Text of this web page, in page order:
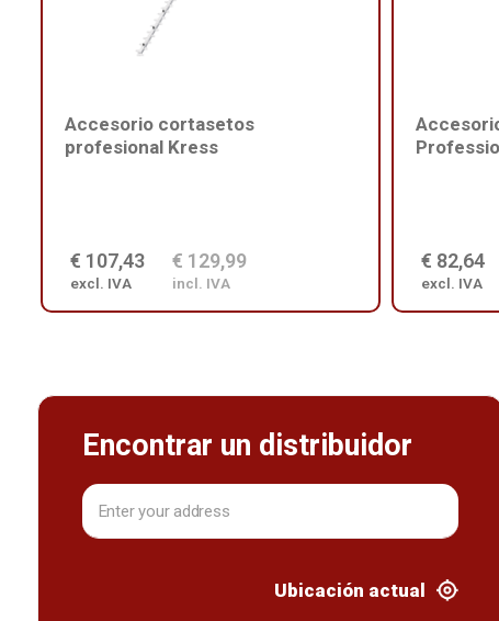
Accesorio cortasetos
profesional Kress
€ 107,43
excl. IVA
€ 129,99
incl. IVA
€ 82,64
excl. IVA
Encontrar un distribuidor
Ubicación actual